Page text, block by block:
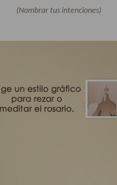
(Nombrar tus intenciones)